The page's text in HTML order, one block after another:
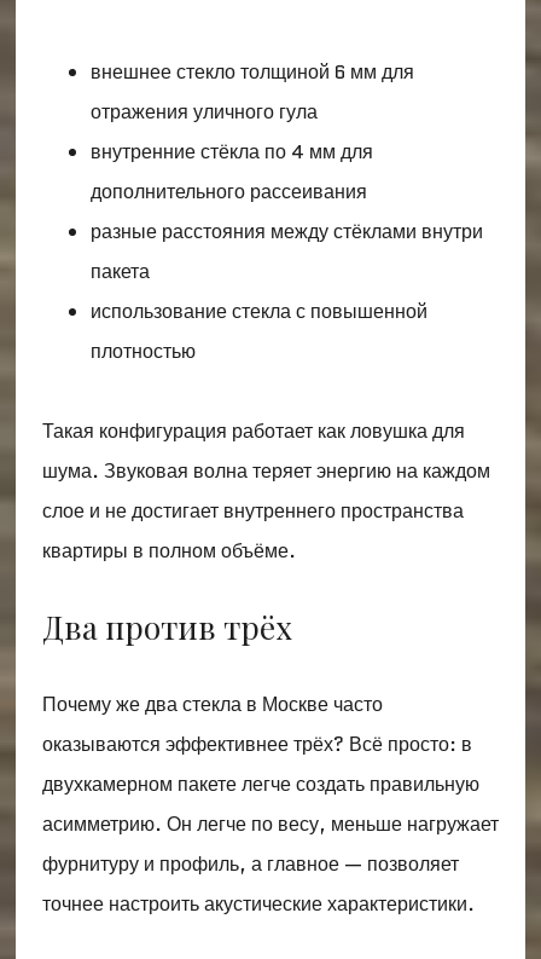
внешнее стекло толщиной 6 мм для
отражения уличного гула
внутренние стёкла по 4 мм для
дополнительного рассеивания
разные расстояния между стёклами внутри
пакета
использование стекла с повышенной
плотностью
Такая конфигурация работает как ловушка для
шума. Звуковая волна теряет энергию на каждом
слое и не достигает внутреннего пространства
квартиры в полном объёме.
Два против трёх
Почему же два стекла в Москве часто
оказываются эффективнее трёх? Всё просто: в
двухкамерном пакете легче создать правильную
асимметрию. Он легче по весу, меньше нагружает
фурнитуру и профиль, а главное — позволяет
точнее настроить акустические характеристики.